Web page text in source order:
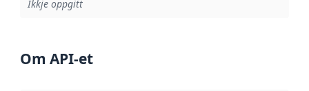
Ikkje oppgitt
Om API-et